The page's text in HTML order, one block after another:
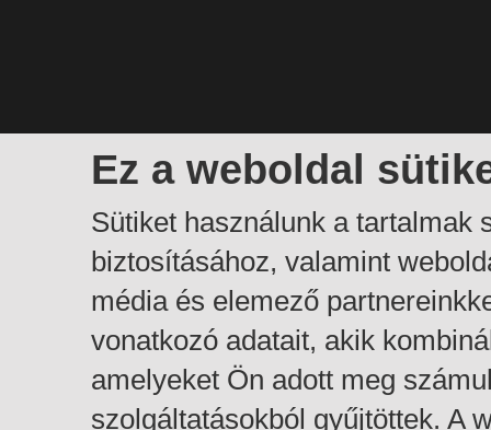
Ez a weboldal
Sütiket használunk a tartalmak
biztosításához, valamint
média és elemező
vonatkozó adatait, akik
amelyeket Ön adott meg
szolgáltatásokból gyűjtöttek. A